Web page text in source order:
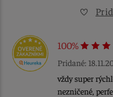
100%
Pridané:
vždy super
nezničené,